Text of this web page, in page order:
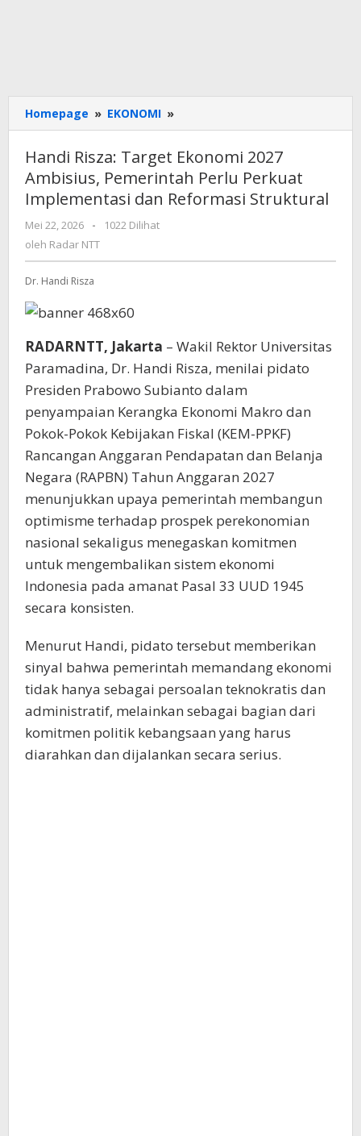
Homepage » EKONOMI »
Risza:
Ekonomi
2027
Ambisius,
Implementasi
Handi Risza: Target Ekonomi 2027
Ambisius, Pemerintah Perlu Perkuat
Implementasi dan Reformasi Struktural
Mei 22, 2026
oleh
Radar
-
1022 Dilihat
oleh Radar NTT
Dr. Handi Risza
RADARNTT, Jakarta – Wakil Rektor Universitas
Paramadina, Dr. Handi Risza, menilai pidato
Presiden Prabowo Subianto dalam
penyampaian Kerangka Ekonomi Makro dan
Pokok-Pokok Kebijakan Fiskal (KEM-PPKF)
Rancangan Anggaran Pendapatan dan Belanja
Negara (RAPBN) Tahun Anggaran 2027
menunjukkan upaya pemerintah membangun
optimisme terhadap prospek perekonomian
nasional sekaligus menegaskan komitmen
untuk mengembalikan sistem ekonomi
Indonesia pada amanat Pasal 33 UUD 1945
secara konsisten.
Menurut Handi, pidato tersebut memberikan
sinyal bahwa pemerintah memandang ekonomi
tidak hanya sebagai persoalan teknokratis dan
administratif, melainkan sebagai bagian dari
komitmen politik kebangsaan yang harus
diarahkan dan dijalankan secara serius.